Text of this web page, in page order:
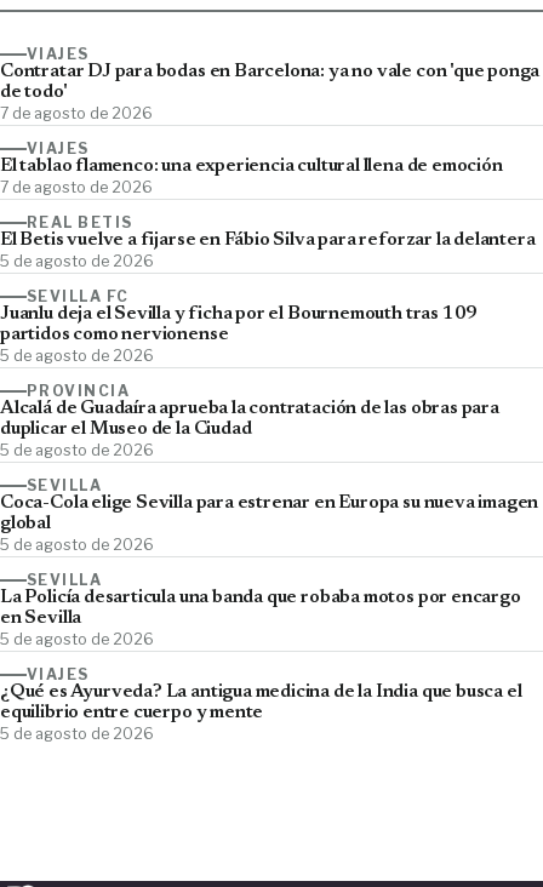
VIAJES
Contratar DJ para bodas en Barcelona: ya no vale con 'que ponga
de todo'
7 de agosto de 2026
VIAJES
El tablao flamenco: una experiencia cultural llena de emoción
7 de agosto de 2026
REAL BETIS
El Betis vuelve a fijarse en Fábio Silva para reforzar la delantera
5 de agosto de 2026
SEVILLA FC
Juanlu deja el Sevilla y ficha por el Bournemouth tras 109
partidos como nervionense
5 de agosto de 2026
PROVINCIA
Alcalá de Guadaíra aprueba la contratación de las obras para
duplicar el Museo de la Ciudad
5 de agosto de 2026
SEVILLA
Coca-Cola elige Sevilla para estrenar en Europa su nueva imagen
global
5 de agosto de 2026
SEVILLA
La Policía desarticula una banda que robaba motos por encargo
en Sevilla
5 de agosto de 2026
VIAJES
¿Qué es Ayurveda? La antigua medicina de la India que busca el
equilibrio entre cuerpo y mente
5 de agosto de 2026